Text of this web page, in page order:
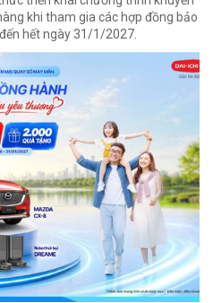
khi tham gia các hợp đồng bảo
hết ngày 31/1/2027.